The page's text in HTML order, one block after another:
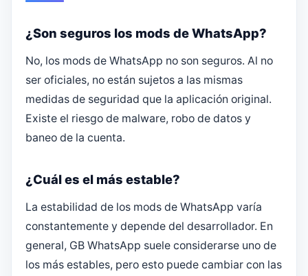
¿Son seguros los mods de WhatsApp?
No, los mods de WhatsApp no son seguros. Al no
ser oficiales, no están sujetos a las mismas
medidas de seguridad que la aplicación original.
Existe el riesgo de malware, robo de datos y
baneo de la cuenta.
¿Cuál es el más estable?
La estabilidad de los mods de WhatsApp varía
constantemente y depende del desarrollador. En
general, GB WhatsApp suele considerarse uno de
los más estables, pero esto puede cambiar con las